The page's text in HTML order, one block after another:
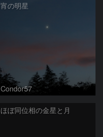
宵の明星
Condor57
ほぼ同位相の金星と月